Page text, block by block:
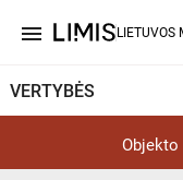
menu LIETUVOS
VERTYBĖS